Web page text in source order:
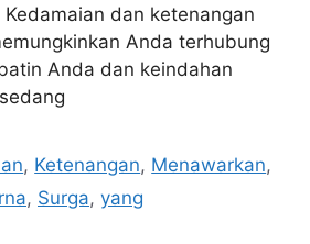
dan ketenangan
Anda terhubung
Anda dan keindahan
, Ketenangan, Menawarkan,
, Surga, yang